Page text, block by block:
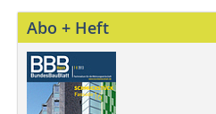
Abo + Heft